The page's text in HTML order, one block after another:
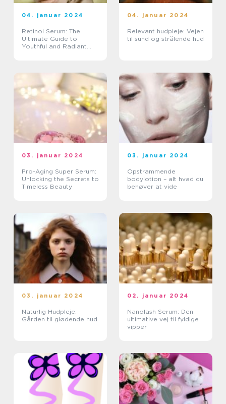
04. januar 2024
Retinol Serum: The
Ultimate Guide to
Youthful and Radiant
04. januar 2024
Relevant hudpleje: Vejen
til sund og strålende hud
03. januar 2024
Pro-Aging Super Serum:
Unlocking the Secrets to
Timeless Beauty
03. januar 2024
Opstrammende
bodylotion – alt hvad du
behøver at vide
03. januar 2024
Naturlig Hudpleje:
Gården til glødende hud
02. januar 2024
Nanolash Serum: Den
ultimative vej til fyldige
vipper